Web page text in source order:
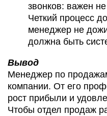
звонков: важен
Четкий процесс
менеджер не
должна быть
Вывод
Менеджер по
компании. От его
рост прибыли и
Чтобы отдел продаж